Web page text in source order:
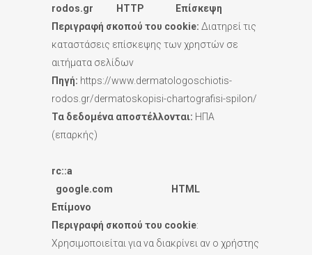
rodos.gr
HTTP Επίσκεψη
Περιγραφή σκοπού του cookie: Διατηρεί τις
καταστάσεις επίσκεψης των χρηστών σε
αιτήματα σελίδων
Πηγή: https://www.dermatologoschiotis-
rodos.gr/dermatoskopisi-chartografisi-spilon/
Τα δεδομένα αποστέλλονται: ΗΠΑ
(επαρκής)
rc::a
google.com HTML
Επίμονο
Περιγραφή σκοπού του cookie:
Χρησιμοποιείται για να διακρίνει αν ο χρήστης